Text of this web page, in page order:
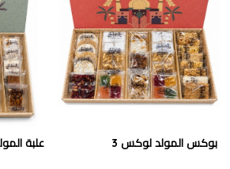
بوكس المولد لوكس 3 علبة